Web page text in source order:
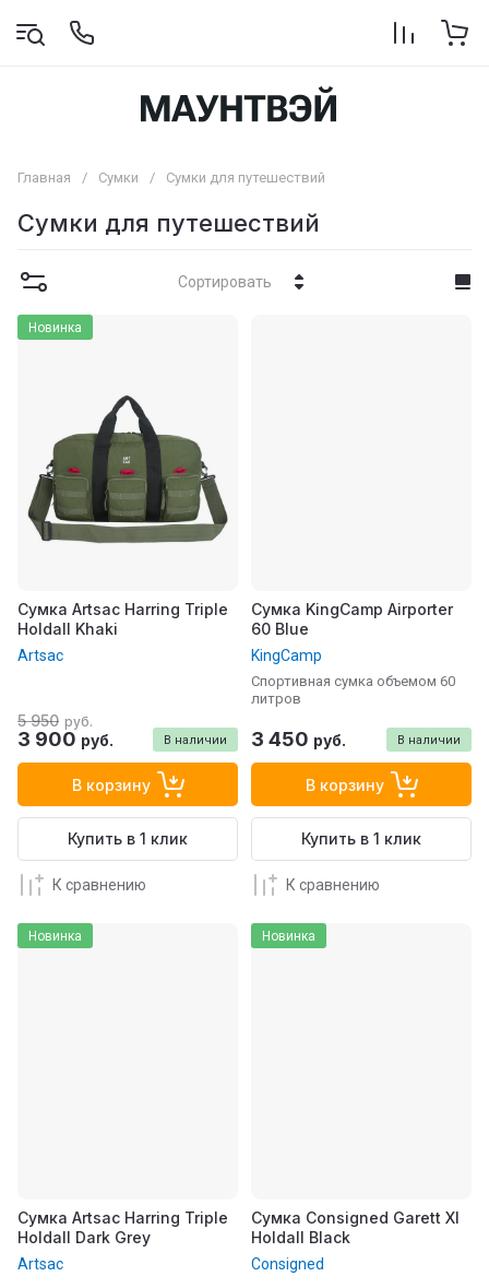
Главная / Сумки / Сумки для путешествий
Сумки для путешествий
Сортировать
Новинка
Сумка Artsac Harring Triple
Holdall Khaki
Artsac
В наличии
5 950 руб.
3 900 руб.
В корзину
Купить в 1 клик
К сравнению
Сумка KingCamp Airporter
60 Blue
KingCamp
Спортивная сумка объемом 60
литров
В наличии
3 450 руб.
В корзину
Купить в 1 клик
К сравнению
Новинка
Сумка Artsac Harring Triple
Holdall Dark Grey
Artsac
Новинка
Сумка Consigned Garett Xl
Holdall Black
Consigned